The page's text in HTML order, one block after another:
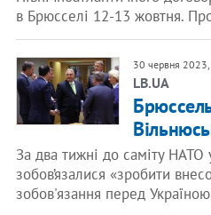
в Брюсселі 12-13 жовтня.
30 червня
LB.UA
За два тижні до саміту НАТО
зобов’язалися «зробити
зобов'язання перед